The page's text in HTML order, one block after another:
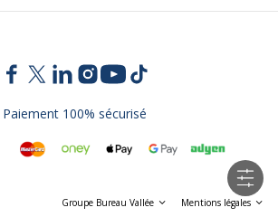
Paiement 100% sécurisé
Groupe Bureau Vallée Mentions légales